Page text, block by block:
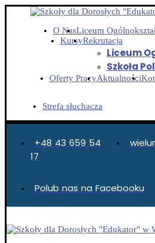
O NasLiceum
KursyRekrutacja
Liceum
Szkoła
Oferty PracyAktualności
Strefa słuchacza
+48 43 659 54
17
Polub nas na Facebooku